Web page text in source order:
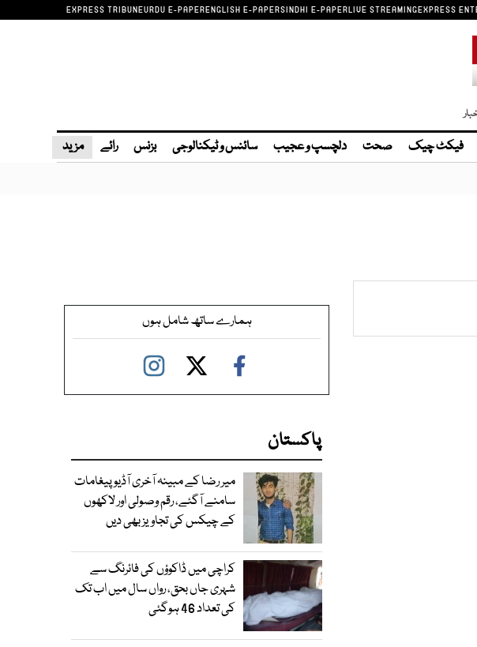
EXPRESS TRIBUNEURDU E-PAPERENGLISH E-PAPERSINDHI E-PAPERLIVE STREAMINGEXPRESS
فیکٹ چیک صحت دلچسپ و عجیب سائنس و ٹیکنالوجی بزنس رائے مزید
ہمارے ساتھ شامل ہوں
پاکستان
میر رضا کے مبینہ آخری آڈیو پیغامات
سامنے آگئے، رقم وصولی اور لاکھوں
کے چیکس کی تجاویز بھی دیں
کراچی میں ڈاکوؤں کی فائرنگ سے
شہری جاں بحق، رواں سال میں اب تک
کی تعداد 46 ہوگئی